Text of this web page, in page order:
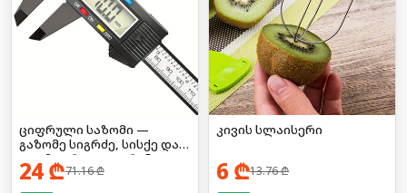
ციფრული საზომი —
გაზომე სიგრძე, სისქე და
დიამეტრი LCD ეკრანით!
24₾71.16₾
კივის სლაისერი
6 ₾13.76₾